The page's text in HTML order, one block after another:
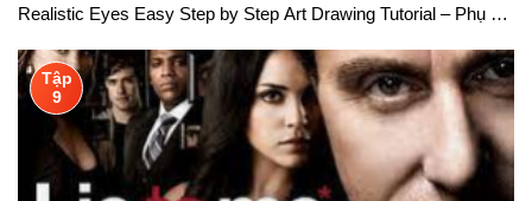
Realistic Eyes Easy Step by Step Art Drawing Tutorial – Phụ đề
Tập
9